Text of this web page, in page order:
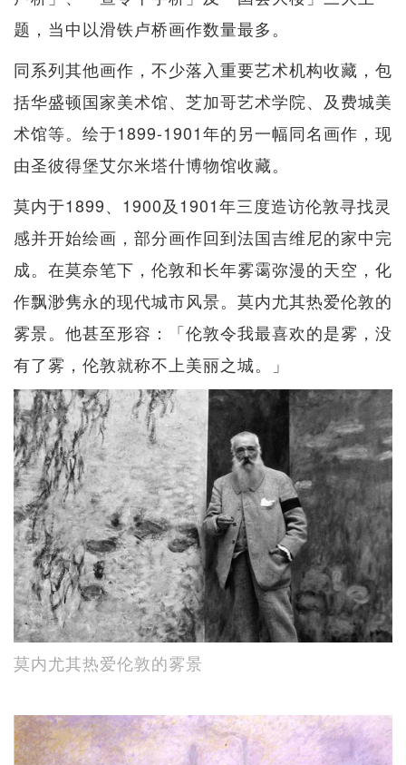
题，当中以滑铁卢桥画作数量最多。
同系列其他画作，不少落入重要艺术机构收藏，包
括华盛顿国家美术馆、芝加哥艺术学院、及费城美
术馆等。绘于1899-1901年的另一幅同名画作，现
由圣彼得堡艾尔米塔什博物馆收藏。
莫内于1899、1900及1901年三度造访伦敦寻找灵
感并开始绘画，部分画作回到法国吉维尼的家中完
成。在莫奈笔下，伦敦和长年雾霭弥漫的天空，化
作飘渺隽永的现代城市风景。莫内尤其热爱伦敦的
雾景。他甚至形容：「伦敦令我最喜欢的是雾，没
有了雾，伦敦就称不上美丽之城。」
莫内尤其热爱伦敦的雾景